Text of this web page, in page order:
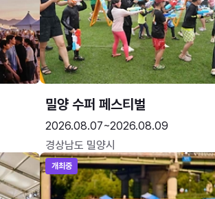
밀양 수퍼 페스티벌
2026.08.07~2026.08.09
경상남도 밀양시
개최중